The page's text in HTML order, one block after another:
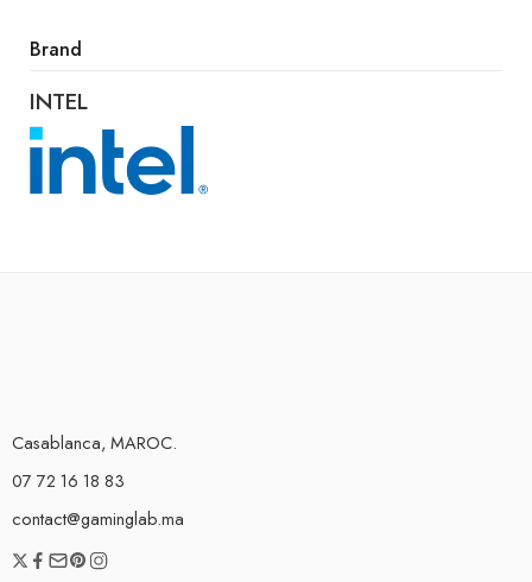
Brand
INTEL
Casablanca, MAROC.
07 72 16 18 83
contact@gaminglab.ma